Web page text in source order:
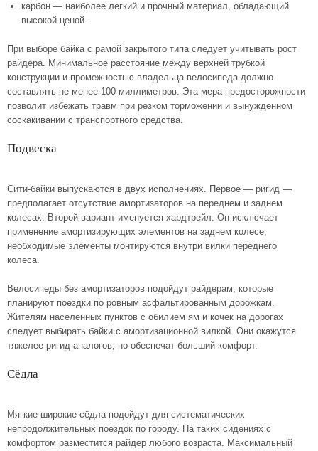
карбон — наиболее легкий и прочный материал, обладающий
высокой ценой.
При выборе байка с рамой закрытого типа следует учитывать рост
райдера. Минимальное расстояние между верхней трубкой
конструкции и промежностью владельца велосипеда должно
составлять не менее 100 миллиметров. Эта мера предосторожности
позволит избежать травм при резком торможении и вынужденном
соскакивании с транспортного средства.
Подвеска
Сити-байки выпускаются в двух исполнениях. Первое — ригид —
предполагает отсутствие амортизаторов на переднем и заднем
колесах. Второй вариант именуется хардтрейл. Он исключает
применение амортизирующих элементов на заднем колесе,
необходимые элементы монтируются внутри вилки переднего
колеса.
Велосипеды без амортизаторов подойдут райдерам, которые
планируют поездки по ровным асфальтированным дорожкам.
Жителям населенных пунктов с обилием ям и кочек на дорогах
следует выбирать байки с амортизационной вилкой. Они окажутся
тяжелее ригид-аналогов, но обеспечат больший комфорт.
Сёдла
Мягкие широкие сёдла подойдут для систематических
непродолжительных поездок по городу. На таких сидениях с
комфортом разместится райдер любого возраста. Максимальный